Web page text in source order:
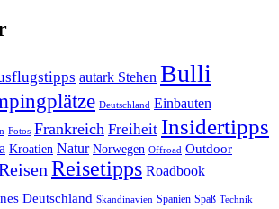
autark Stehen Bulli
Deutschland Einbauten
Fotos Frankreich Freiheit Insidertipps
Kroatien Natur Norwegen Offroad Outdoor
Reisetipps Roadbook
Deutschland Skandinavien Spanien Spaß Technik